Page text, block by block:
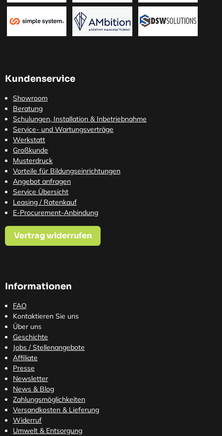
Kundenservice
Showroom
Beratung
Schulungen, Installation & Inbetriebnahme
Service- und Wartungsverträge
Werkstatt
Großkunde
Musterdruck
Vorteile für Bildungseinrichtungen
Angebot anfragen
Service Übersicht
Leasing / Ratenkauf
E-Procurement-Anbindung
Vertrag widerrufen
Informationen
FAQ
Kontaktieren Sie uns
Über uns
Geschichte
Jobs / Stellenangebote
Affiliate
Presse
Newsletter
News & Blog
Zahlungsmöglichkeiten
Versandkosten & Lieferung
Widerruf
Umwelt & Entsorgung